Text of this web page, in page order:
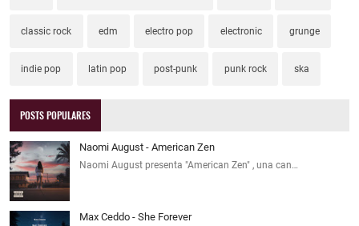
classic rock edm electro pop electronic grunge
indie pop latin pop post-punk punk rock ska
POSTS POPULARES
Naomi August - American Zen
Naomi August presenta "American Zen" , una can…
Max Ceddo - She Forever